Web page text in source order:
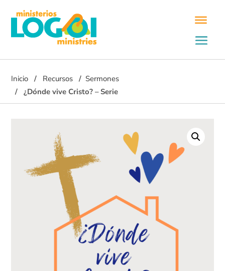
Inicio Recursos
Sermones
¿Dónde vive Cristo? – Serie